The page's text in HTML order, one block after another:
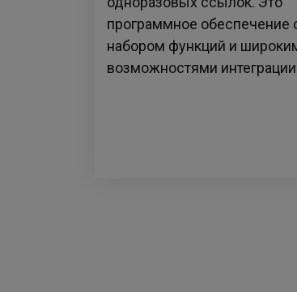
программное обеспечение
набором функций и
возможностями